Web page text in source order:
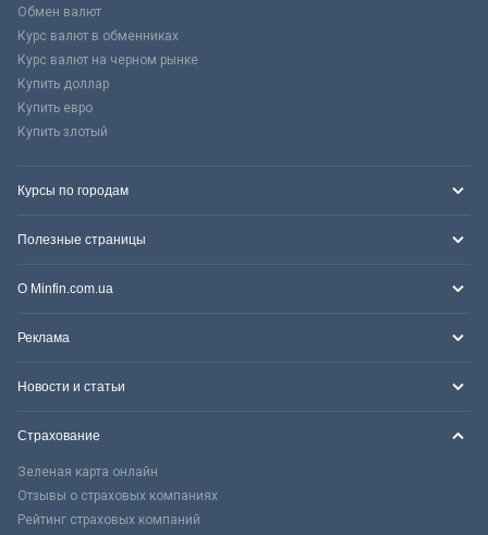
Обмен валют
Курс валют в обменниках
Курс валют на черном рынке
Купить доллар
Купить евро
Купить злотый
Курсы по городам
Полезные страницы
О Minfin.com.ua
Реклама
Новости и статьи
Страхование
Зеленая карта онлайн
Отзывы о страховых компаниях
Рейтинг страховых компаний